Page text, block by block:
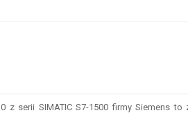
z serii SIMATIC S7-1500 firmy